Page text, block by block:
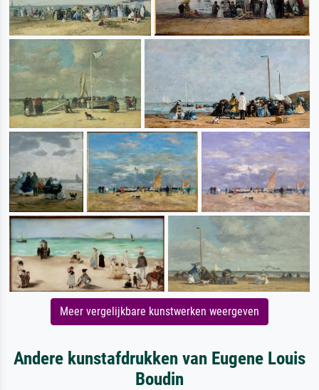
Meer vergelijkbare kunstwerken weergeven
Andere kunstafdrukken van Eugene Louis
Boudin